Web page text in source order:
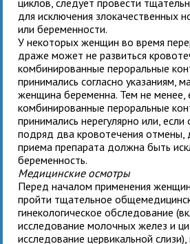
для исключения злокачественных
или беременности.
У некоторых женщин во время
драже может не развиться
комбинированные пероральные
принимались согласно указаниям,
женщина беременна. Тем не менее,
комбинированные пероральные
принимались нерегулярно или, если
подряд два кровотечения
приема препарата должна быть
беременность.
Медицинские осмотры
Перед началом применения
пройти тщательное
гинекологическое обследование
исследование молочных желез и
исследование цервикальной